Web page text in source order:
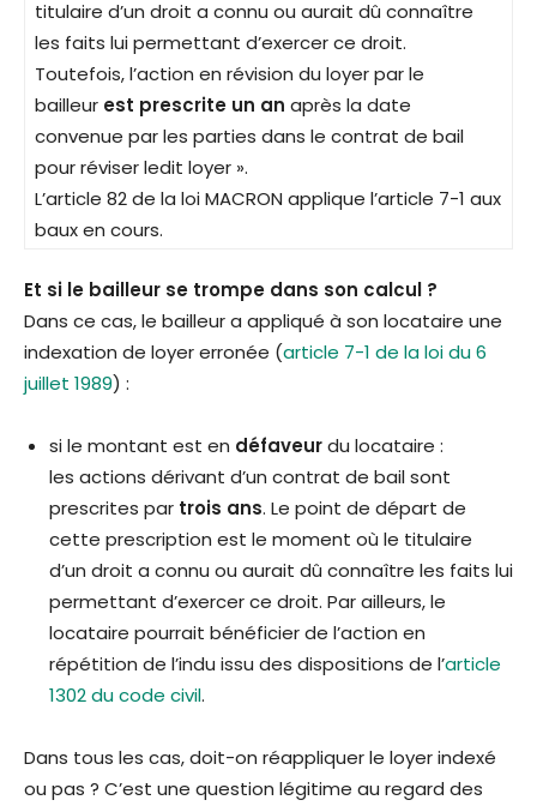
titulaire d’un droit a connu ou aurait dû connaître
les faits lui permettant d’exercer ce droit.
Toutefois, l’action en révision du loyer par le
bailleur est prescrite un an après la date
convenue par les parties dans le contrat de bail
pour réviser ledit loyer ».
L’article 82 de la loi MACRON applique l’article 7-1 aux
baux en cours.
Et si le bailleur se trompe dans son calcul ?
Dans ce cas, le bailleur a appliqué à son locataire une
indexation de loyer erronée (article 7-1 de la loi du 6
juillet 1989) :
si le montant est en défaveurdu locataire :
les actions dérivant d’un contrat de bail sont
prescrites par trois ans. Le point de départ de
cette prescription est le moment où le titulaire
d’un droit a connu ou aurait dû connaître les faits lui
permettant d’exercer ce droit. Par ailleurs, le
locataire pourrait bénéficier de l’action en
répétition de l’indu issu des dispositions de l’article
1302 du code civil.
Dans tous les cas, doit-on réappliquer le loyer indexé
ou pas ? C’est une question légitime au regard des